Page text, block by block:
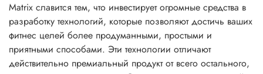
Matrix славится тем, что инвестирует огромные средства в
разработку технологий, которые позволяют достичь ваших
фитнес целей более продуманными, простыми и
приятными способами. Эти технологии отличают
действительно премиальный продукт от всего остального,